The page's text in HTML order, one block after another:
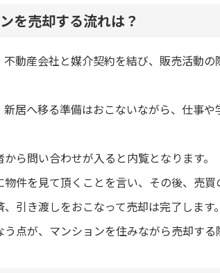
を売却する流れは？
動産会社と媒介契約を結び、販売活動
居へ移る準備はおこないながら、仕事
ら問い合わせが入ると内覧となります。
件を見て頂くことを言い、その後、売買
引き渡しをおこなって売却は完了します。
点が、マンションを住みながら売却する